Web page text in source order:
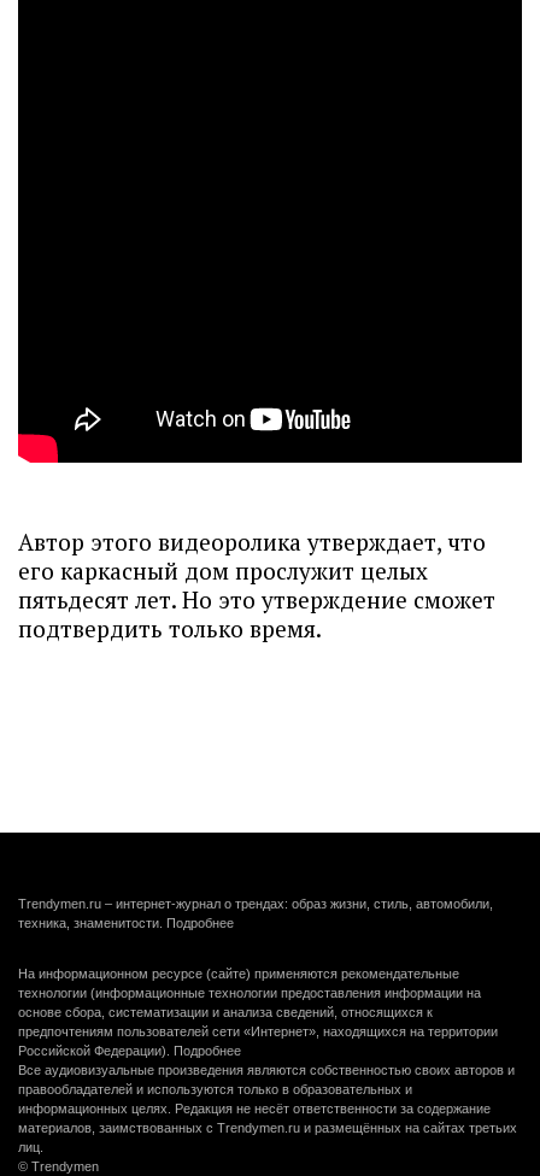
Автор этого видеоролика утверждает, что
его каркасный дом прослужит целых
пятьдесят лет. Но это утверждение сможет
подтвердить только время.
Trendymen.ru – интернет-журнал о трендах: образ жизни, стиль, автомобили,
техника, знаменитости. Подробнее
На информационном ресурсе (сайте) применяются рекомендательные
технологии (информационные технологии предоставления информации на
основе сбора, систематизации и анализа сведений, относящихся к
предпочтениям пользователей сети «Интернет», находящихся на территории
Российской Федерации). Подробнее
Все аудиовизуальные произведения являются собственностью своих авторов и
правообладателей и используются только в образовательных и
информационных целях. Редакция не несёт ответственности за содержание
материалов, заимствованных с Trendymen.ru и размещённых на сайтах третьих
лиц.
© Trendymen